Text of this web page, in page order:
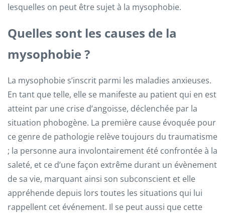
lesquelles on peut être sujet à la mysophobie.
Quelles sont les causes de la
mysophobie ?
La mysophobie s’inscrit parmi les maladies anxieuses.
En tant que telle, elle se manifeste au patient qui en est
atteint par une crise d’angoisse, déclenchée par la
situation phobogène. La première cause évoquée pour
ce genre de pathologie relève toujours du traumatisme
; la personne aura involontairement été confrontée à la
saleté, et ce d’une façon extrême durant un évènement
de sa vie, marquant ainsi son subconscient et elle
appréhende depuis lors toutes les situations qui lui
rappellent cet événement. Il se peut aussi que cette